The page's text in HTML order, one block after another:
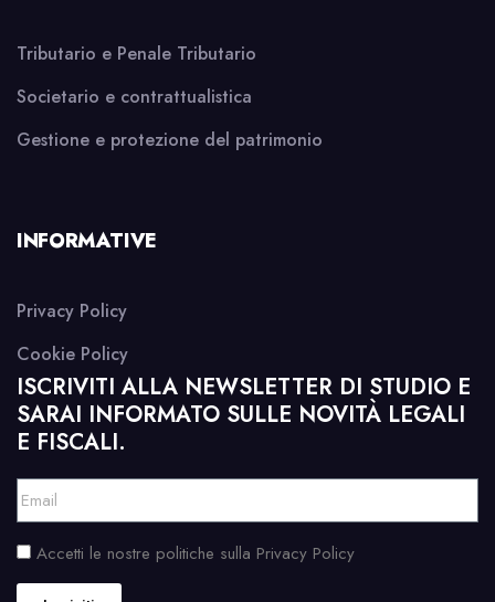
Tributario e Penale Tributario
Societario e contrattualistica
Gestione e protezione del patrimonio
INFORMATIVE
Privacy Policy
Cookie Policy
ISCRIVITI ALLA NEWSLETTER DI STUDIO E
SARAI INFORMATO SULLE NOVITÀ LEGALI
E FISCALI.
Accetti le nostre politiche sulla Privacy Policy